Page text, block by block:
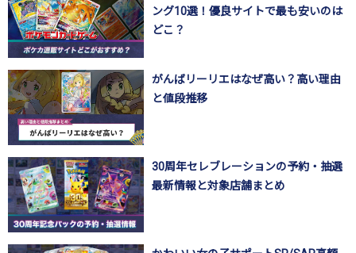
ング10選！優良サイトで最も安いのは
どこ？
がんばリーリエはなぜ高い？高い理由
と値段推移
30周年セレブレーションの予約・抽選
最新情報と対象店舗まとめ